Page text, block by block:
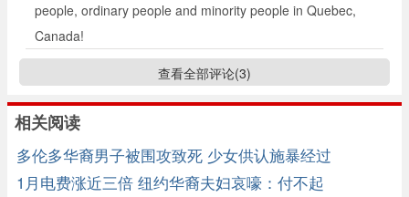
people, ordinary people and minority people in Quebec,
Canada!
查看全部评论(3)
相关阅读
多伦多华裔男子被围攻致死 少女供认施暴经过
1月电费涨近三倍 纽约华裔夫妇哀嚎：付不起